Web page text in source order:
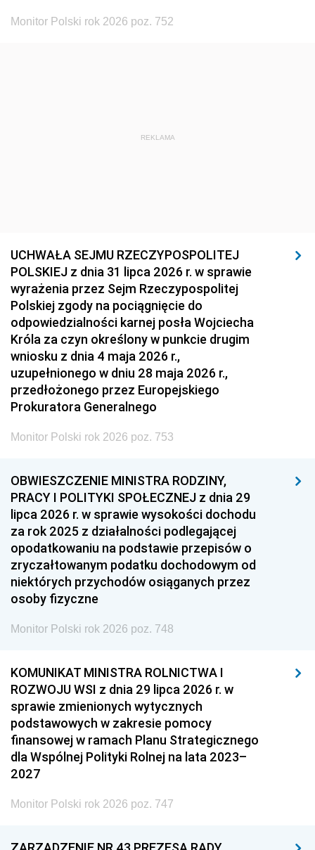
Monitor Polski rok 2026 poz. 752
REKLAMA
UCHWAŁA SEJMU RZECZYPOSPOLITEJ
POLSKIEJ z dnia 31 lipca 2026 r. w sprawie
wyrażenia przez Sejm Rzeczypospolitej
Polskiej zgody na pociągnięcie do
odpowiedzialności karnej posła Wojciecha
Króla za czyn określony w punkcie drugim
wniosku z dnia 4 maja 2026 r.,
uzupełnionego w dniu 28 maja 2026 r.,
przedłożonego przez Europejskiego
Prokuratora Generalnego
Monitor Polski rok 2026 poz. 753
OBWIESZCZENIE MINISTRA RODZINY,
PRACY I POLITYKI SPOŁECZNEJ z dnia 29
lipca 2026 r. w sprawie wysokości dochodu
za rok 2025 z działalności podlegającej
opodatkowaniu na podstawie przepisów o
zryczałtowanym podatku dochodowym od
niektórych przychodów osiąganych przez
osoby fizyczne
Monitor Polski rok 2026 poz. 748
KOMUNIKAT MINISTRA ROLNICTWA I
ROZWOJU WSI z dnia 29 lipca 2026 r. w
sprawie zmienionych wytycznych
podstawowych w zakresie pomocy
finansowej w ramach Planu Strategicznego
dla Wspólnej Polityki Rolnej na lata 2023–
2027
Monitor Polski rok 2026 poz. 747